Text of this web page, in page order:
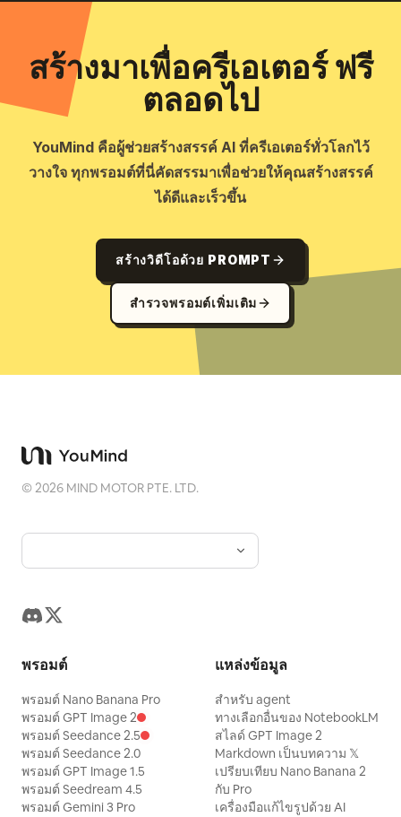
สร้างมาเพื่อครีเอเตอร์ ฟรี
ตลอดไป
YouMind คือผู้ช่วยสร้างสรรค์ AI ที่ครีเอเตอร์ทั่วโลกไว้
วางใจ ทุกพรอมต์ที่นี่คัดสรรมาเพื่อช่วยให้คุณสร้างสรรค์
ได้ดีและเร็วขึ้น
สร้างวิดีโอด้วย PROMPT
สำรวจพรอมต์เพิ่มเติม
©2026 MIND MOTOR PTE. LTD.
พรอมต์
พรอมต์ Nano Banana Pro
พรอมต์ GPT Image 2
พรอมต์ Seedance 2.5
พรอมต์ Seedance 2.0
พรอมต์ GPT Image 1.5
พรอมต์ Seedream 4.5
พรอมต์ Gemini 3 Pro
แหล่งข้อมูล
สำหรับ agent
ทางเลือกอื่นของ NotebookLM
สไลด์ GPT Image 2
Markdown เป็นบทความ 𝕏
เปรียบเทียบ Nano Banana 2
กับ Pro
เครื่องมือแก้ไขรูปด้วย AI